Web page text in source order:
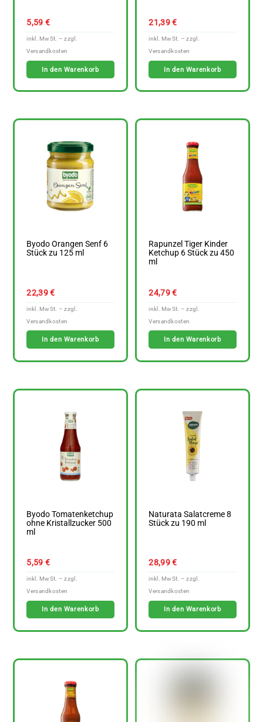
5,59 €
In den Warenkorb
21,39€
In den Warenkorb
Byodo Orangen Senf 6
Stück zu 125 ml
22,39€
In den Warenkorb
Rapunzel Tiger Kinder
Ketchup 6 Stück zu 450
ml
24,79€
In den Warenkorb
Byodo Tomatenketchup
ohne Kristallzucker 500
ml
5,59 €
In den Warenkorb
Naturata Salatcreme 8
Stück zu 190 ml
28,99€
In den Warenkorb